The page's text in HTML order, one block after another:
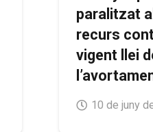
paralitzat
recurs
vigent llei
10 de juny